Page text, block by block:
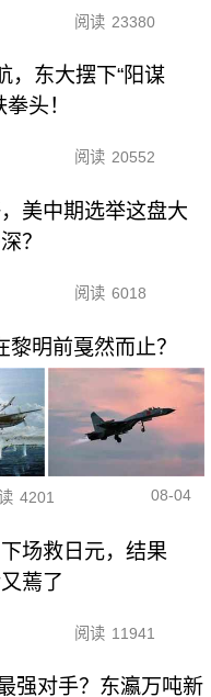
阅读 23380
，东大摆下“阳谋
头！
阅读 20552
美中期选举这盘大
？
阅读 6018
明前戛然而止？
4201 08-04
场救日元，结果
蔫了
阅读 11941
强对手？东瀛万吨新